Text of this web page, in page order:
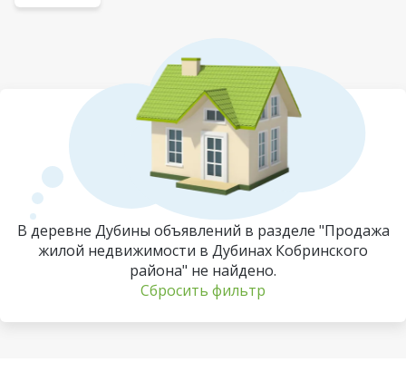
В деревне Дубины объявлений в разделе "Продажа
жилой недвижимости в Дубинах Кобринского
района" не найдено.
Сбросить фильтр